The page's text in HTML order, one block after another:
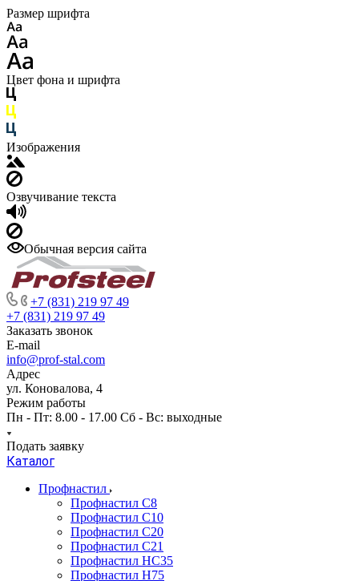
Размер шрифта
Цвет фона и шрифта
Изображения
Озвучивание текста
Обычная версия сайта
+7 (831) 219 97 49
+7 (831) 219 97 49
Заказать звонок
E-mail
info@prof-stal.com
Адрес
ул. Коновалова, 4
Режим работы
Пн - Пт: 8.00 - 17.00 Сб - Вс: выходные
Подать заявку
Каталог
Профнастил
Профнастил С8
Профнастил С10
Профнастил С20
Профнастил С21
Профнастил НС35
Профнастил Н75